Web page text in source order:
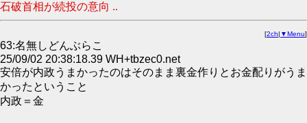
石破首相が続投の意向 ..
[2ch| ▼Menu]
63:名無しどんぶらこ
25/09/02 20:38:18.39 WH+tbzec0.net
安倍が内政うまかったのはそのまま裏金作りとお金配りがうま
かったということ
内政＝金